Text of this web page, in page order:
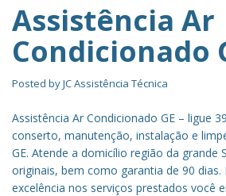
Assistência Ar
Condicionado
Posted byJC Assistência Técnica
Assistência Ar Condicionado GE – ligue
conserto, manutenção, instalação e
GE. Atende a domicílio região da grande
originais, bem como garantia de 90 dias.
excelência nos serviços prestados você